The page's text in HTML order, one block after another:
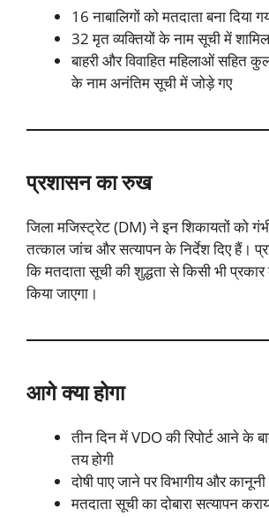
16 नाबालिगों को मतदाता बना दिया
32 मृत व्यक्तियों के नाम सूची में
बाहरी और विवाहित महिलाओं सहित
के नाम अनंतिम सूची में जोड़े गए
प्रशासन का रुख
जिला मजिस्ट्रेट (DM) ने इन शिकायतों को
तत्काल जांच और सत्यापन के निर्देश दिए हैं।
कि मतदाता सूची की शुद्धता से किसी भी
किया जाएगा।
आगे क्या होगा
तीन दिन में VDO की रिपोर्ट आने के
तय होगी
दोषी पाए जाने पर विभागीय और कानूनी
मतदाता सूची का दोबारा सत्यापन